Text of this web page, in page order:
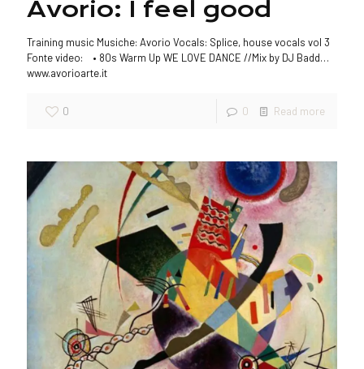
Avorio: I feel good
Training music Musiche: Avorio Vocals: Splice, house vocals vol 3
Fonte video: • 80s Warm Up WE LOVE DANCE //Mix by DJ Badd…
www.avorioarte.it
0 0 Read more